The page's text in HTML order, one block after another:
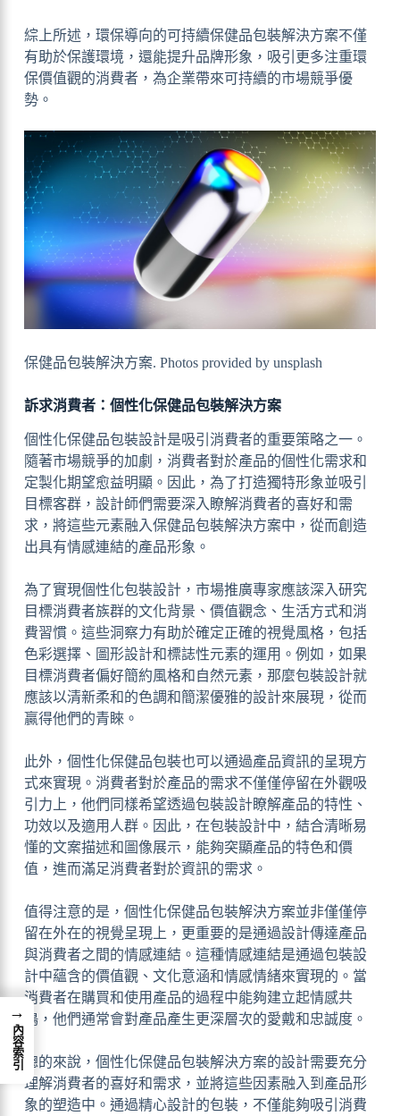
綜上所述，環保導向的可持續保健品包裝解決方案不僅
有助於保護環境，還能提升品牌形象，吸引更多注重環
保價值觀的消費者，為企業帶來可持續的市場競爭優
勢。
保健品包裝解決方案. Photos provided by unsplash
訴求消費者：個性化保健品包裝解決方案
個性化保健品包裝設計是吸引消費者的重要策略之一。
隨著市場競爭的加劇，消費者對於產品的個性化需求和
定製化期望愈益明顯。因此，為了打造獨特形象並吸引
目標客群，設計師們需要深入瞭解消費者的喜好和需
求，將這些元素融入保健品包裝解決方案中，從而創造
出具有情感連結的產品形象。
為了實現個性化包裝設計，市場推廣專家應該深入研究
目標消費者族群的文化背景、價值觀念、生活方式和消
費習慣。這些洞察力有助於確定正確的視覺風格，包括
色彩選擇、圖形設計和標誌性元素的運用。例如，如果
目標消費者偏好簡約風格和自然元素，那麼包裝設計就
應該以清新柔和的色調和簡潔優雅的設計來展現，從而
贏得他們的青睞。
此外，個性化保健品包裝也可以通過產品資訊的呈現方
式來實現。消費者對於產品的需求不僅僅停留在外觀吸
引力上，他們同樣希望透過包裝設計瞭解產品的特性、
功效以及適用人群。因此，在包裝設計中，結合清晰易
懂的文案描述和圖像展示，能夠突顯產品的特色和價
值，進而滿足消費者對於資訊的需求。
值得注意的是，個性化保健品包裝解決方案並非僅僅停
留在外在的視覺呈現上，更重要的是通過設計傳達產品
與消費者之間的情感連結。這種情感連結是通過包裝設
計中蘊含的價值觀、文化意涵和情感情緒來實現的。當
消費者在購買和使用產品的過程中能夠建立起情感共
鳴，他們通常會對產品產生更深層次的愛戴和忠誠度。
總的來說，個性化保健品包裝解決方案的設計需要充分
理解消費者的喜好和需求，並將這些因素融入到產品形
象的塑造中。通過精心設計的包裝，不僅能夠吸引消費
→
內容索引